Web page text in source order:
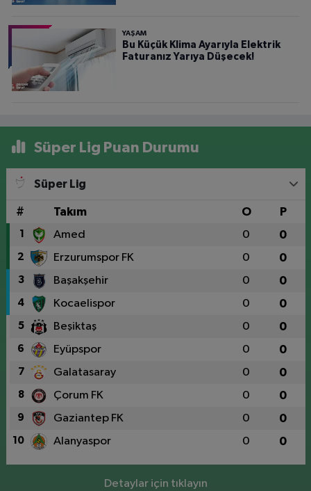
YAŞAM
Bu Küçük Klima Ayarıyla Elektrik
Faturanız Yarıya Düşecek!
Süper Lig Puan Durumu
Süper Lig
# Takım O P
1 Amed 0 0
2 Erzurumspor FK 0 0
3 Başakşehir 0 0
4 Kocaelispor 0 0
5 Beşiktaş 0 0
6 Eyüpspor 0 0
7 Galatasaray 0 0
8 Çorum FK 0 0
9 Gaziantep FK 0 0
10 Alanyaspor 0 0
Detaylar için tıklayın